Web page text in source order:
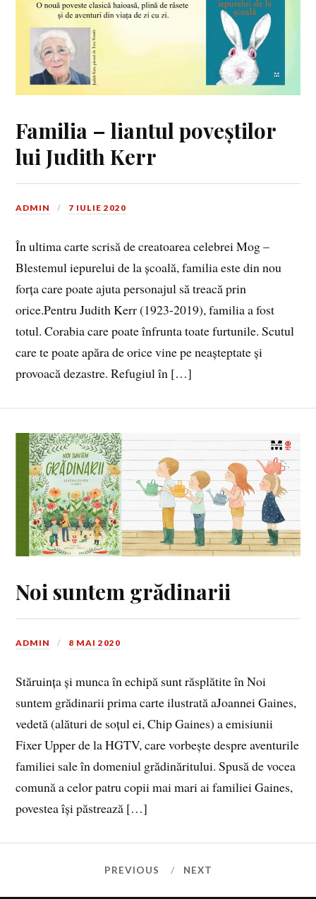
Familia – liantul poveștilor
lui Judith Kerr
ADMIN 7 IULIE 2020
În ultima carte scrisă de creatoarea celebrei Mog –
Blestemul iepurelui de la școală, familia este din nou
forța care poate ajuta personajul să treacă prin
orice.Pentru Judith Kerr (1923-2019), familia a fost
totul. Corabia care poate înfrunta toate furtunile. Scutul
care te poate apăra de orice vine pe neașteptate și
provoacă dezastre. Refugiul în […]
Noi suntem grădinarii
ADMIN 8 MAI 2020
Stăruința și munca în echipă sunt răsplătite în Noi
suntem grădinarii prima carte ilustrată aJoannei Gaines,
vedetă (alături de soțul ei, Chip Gaines) a emisiunii
Fixer Upper de la HGTV, care vorbește despre aventurile
familiei sale în domeniul grădinăritului. Spusă de vocea
comună a celor patru copii mai mari ai familiei Gaines,
povestea își păstrează […]
PREVIOUS NEXT